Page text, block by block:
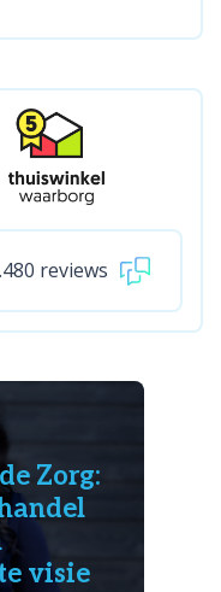
reviews
Zorg:
visie